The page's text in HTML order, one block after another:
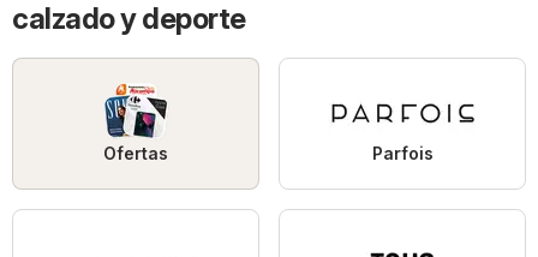
calzado y deporte
Ofertas Parfois